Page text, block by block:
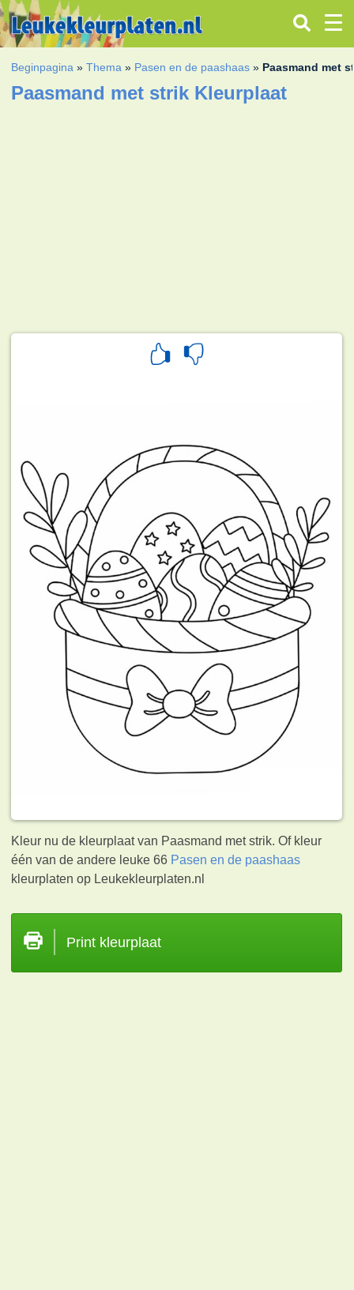
Beginpagina »Thema » Pasen en de paashaas » Paasmand met
Paasmand met strik Kleurplaat
Kleur nu de kleurplaat van Paasmand met strik. Of kleur
één van de andere leuke 66 Pasen en de paashaas
kleurplaten op Leukekleurplaten.nl
Print kleurplaat